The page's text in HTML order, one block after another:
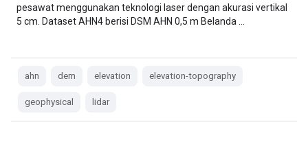
pesawat menggunakan teknologi laser dengan akurasi vertikal
5 cm. Dataset AHN4 berisi DSM AHN 0,5 m Belanda …
ahn dem elevation elevation-topography
geophysical lidar